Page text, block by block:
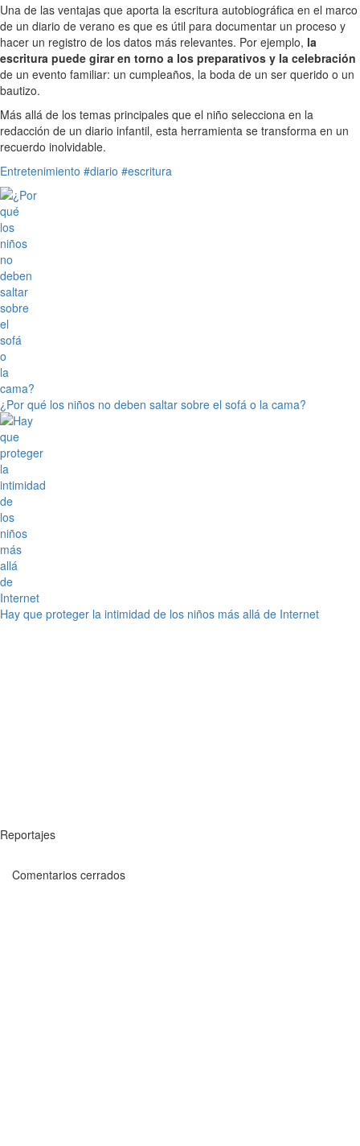
Una de las ventajas que aporta la escritura autobiográfica en el marco
de un diario de verano es que es útil para documentar un proceso y
hacer un registro de los datos más relevantes. Por ejemplo, la
escritura puede girar en torno a los preparativos y la celebración
de un evento familiar: un cumpleaños, la boda de un ser querido o un
bautizo.
Más allá de los temas principales que el niño selecciona en la
redacción de un diario infantil, esta herramienta se transforma en un
recuerdo inolvidable.
Entretenimiento #diario #escritura
¿Por qué los niños no deben saltar sobre el sofá o la cama?
Hay que proteger la intimidad de los niños más allá de Internet
Reportajes
Comentarios cerrados